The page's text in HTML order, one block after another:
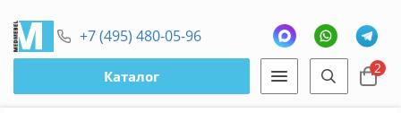
+7 (495) 480-05-96
Каталог 2